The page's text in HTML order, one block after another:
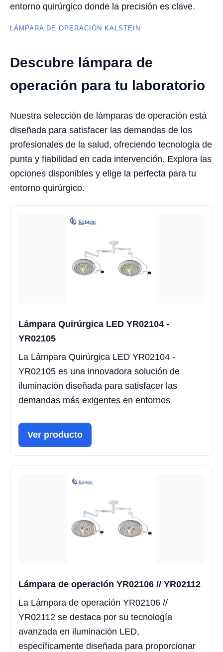
entorno quirúrgico donde la precisión es clave.
LÁMPARA DE OPERACIÓN KALSTEIN
Descubre lámpara de
operación para tu laboratorio
Nuestra selección de lámparas de operación está
diseñada para satisfacer las demandas de los
profesionales de la salud, ofreciendo tecnología de
punta y fiabilidad en cada intervención. Explora las
opciones disponibles y elige la perfecta para tu
entorno quirúrgico.
Lámpara Quirúrgica LED YR02104 -
YR02105
La Lámpara Quirúrgica LED YR02104 -
YR02105 es una innovadora solución de
iluminación diseñada para satisfacer las
demandas más exigentes en entornos
Ver producto
Lámpara de operación YR02106 // YR02112
La Lámpara de operación YR02106 //
YR02112 se destaca por su tecnología
avanzada en iluminación LED,
específicamente diseñada para proporcionar